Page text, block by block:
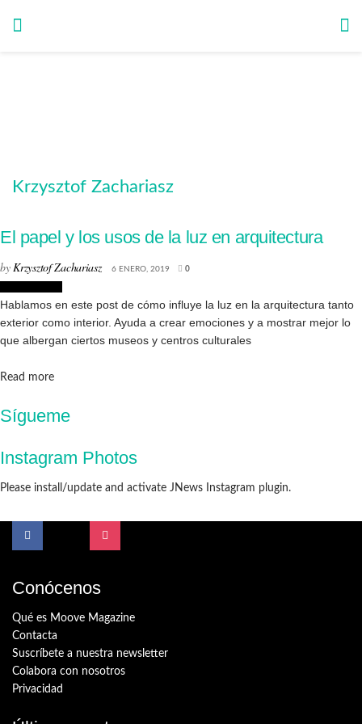
Krzysztof Zachariasz
El papel y los usos de la luz en arquitectura
by Krzysztof Zachariasz 6 ENERO, 2019 0
Hablamos en este post de cómo influye la luz en la arquitectura tanto
exterior como interior. Ayuda a crear emociones y a mostrar mejor lo
que albergan ciertos museos y centros culturales
Read moreDetails
Sígueme
Instagram Photos
Please install/update and activate JNews Instagram plugin.
Conócenos
Qué es Moove Magazine
Contacta
Suscríbete a nuestra newsletter
Colabora con nosotros
Privacidad